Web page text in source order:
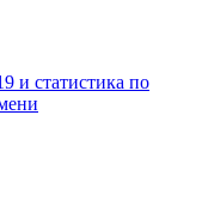
и статистика по